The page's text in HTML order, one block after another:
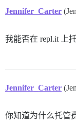
Jennifer_Carter
我能否在 repl.it 上托
Jennifer_Carter
你知道为什么托管